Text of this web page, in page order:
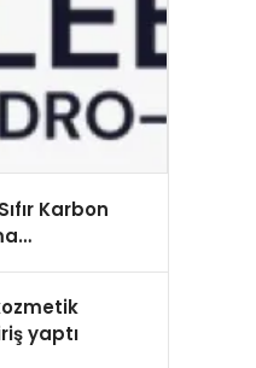
Karbon
yaptı